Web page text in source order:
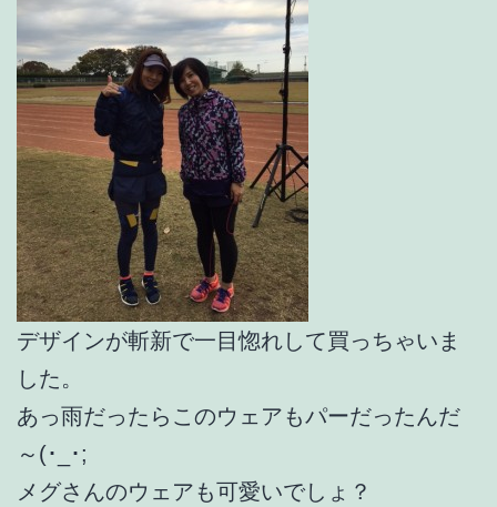
デザインが斬新で一目惚れして買っちゃいま
した。
あっ雨だったらこのウェアもパーだったんだ
～(･_･;
メグさんのウェアも可愛いでしょ？